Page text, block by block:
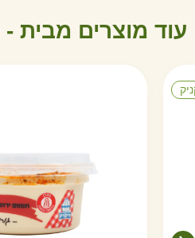
עוד מוצרים מבית -